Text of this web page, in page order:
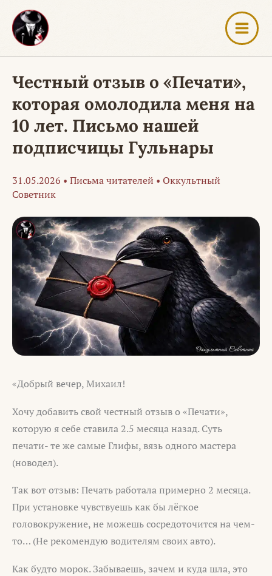
Перейти
содержимому
Честный отзыв о «Печати»,
которая омолодила меня на
10 лет. Письмо нашей
подписчицы Гульнары
31.05.2026 • Письма читателей • Оккультный
Советник
«Добрый вечер, Михаил!
Хочу добавить свой честный отзыв о «Печати»,
которую я себе ставила 2.5 месяца назад. Суть
печати- те же самые Глифы, вязь одного мастера
(новодел).
Так вот отзыв: Печать работала примерно 2 месяца.
При установке чувствуешь как бы лёгкое
головокружение, не можешь сосредоточится на чем-
то… (Не рекомендую водителям своих авто).
Как будто морок. Забываешь, зачем и куда шла, это